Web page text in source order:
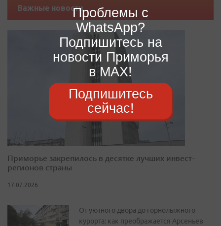
Важные новости
Приморье закрепилось в десятке лучших инвест-
регионов страны
17.07.2026
От уютного двора до горнолыжного
курорта: как преображается Арсеньев
Проблемы с
WhatsApp?
Подпишитесь на
новости Приморья
в MAX!
Подпишитесь
сейчас!